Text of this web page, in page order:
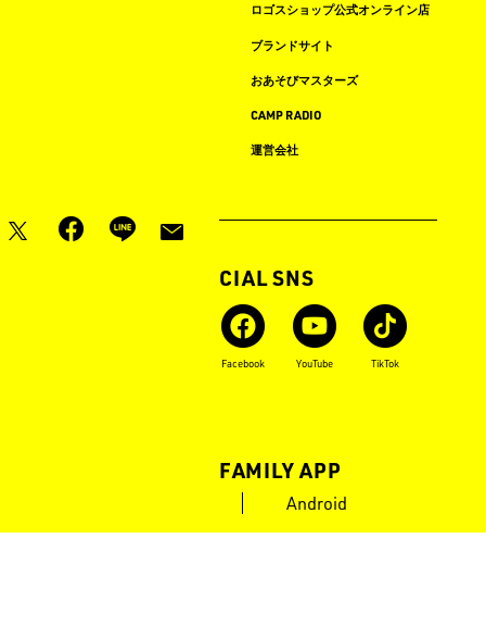
ロゴスショップ公式オンライン店
ブランドサイト
おあそびマスターズ
CAMP RADIO
運営会社
OFFICIAL SNS
Facebook YouTube TikTok
LOGOS FAMILY APP
Android